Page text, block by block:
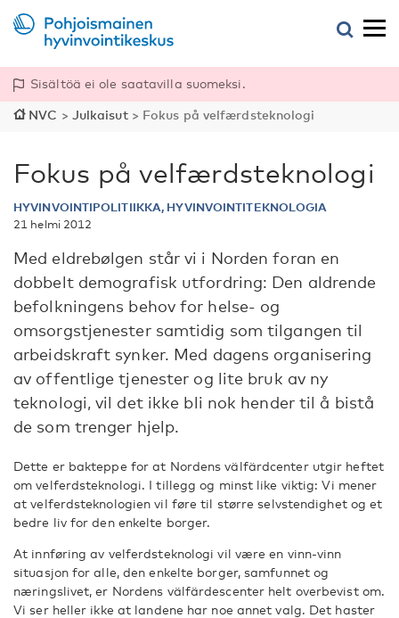
Sisältöä ei ole saatavilla suomeksi.
NVC > Julkaisut> Fokus på velfærdsteknologi
Fokus på velfærdsteknologi
HYVINVOINTIPOLITIIKKA, HYVINVOINTITEKNOLOGIA
21 helmi 2012
Med eldrebølgen står vi i Norden foran en
dobbelt demografisk utfordring: Den aldrende
befolkningens behov for helse- og
omsorgstjenester samtidig som tilgangen til
arbeidskraft synker. Med dagens organisering
av offentlige tjenester og lite bruk av ny
teknologi, vil det ikke bli nok hender til å bistå
de som trenger hjelp.
Dette er bakteppe for at Nordens välfärdcenter utgir heftet
om velferdsteknologi. I tillegg og minst like viktig: Vi mener
at velferdsteknologien vil føre til større selvstendighet og et
bedre liv for den enkelte borger.
At innføring av velferdsteknologi vil være en vinn-vinn
situasjon for alle, den enkelte borger, samfunnet og
næringslivet, er Nordens välfärdescenter helt overbevist om.
Vi ser heller ikke at landene har noe annet valg. Det haster